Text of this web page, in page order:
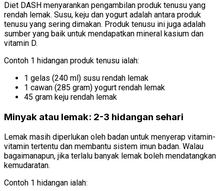
Diet DASH menyarankan pengambilan produk tenusu yang
rendah lemak. Susu, keju dan yogurt adalah antara produk
tenusu yang sering dimakan. Produk tenusu ini juga adalah
sumber yang baik untuk mendapatkan mineral kasium dan
vitamin D.
Contoh 1 hidangan produk tenusu ialah:
1 gelas (240 ml) susu rendah lemak
1 cawan (285 gram) yogurt rendah lemak
45 gram keju rendah lemak
Minyak atau lemak: 2-3 hidangan sehari
Lemak masih diperlukan oleh badan untuk menyerap vitamin-
vitamin tertentu dan membantu sistem imun badan. Walau
bagaimanapun, jika terlalu banyak lemak boleh mendatangkan
kemudaratan.
Contoh 1 hidangan ialah: